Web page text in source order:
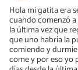
Hola mi gatita era
cuando comenzó
la última vez que
que uno habría la
comiendo y
come y por eso yo